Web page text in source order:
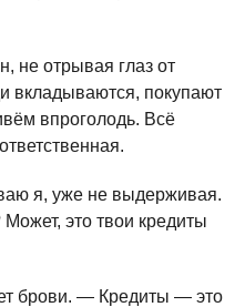
не отрывая глаз от
вкладываются, покупают
впроголодь. Всё
я, уже не выдерживая.
это твои кредиты
брови. — Кредиты — это